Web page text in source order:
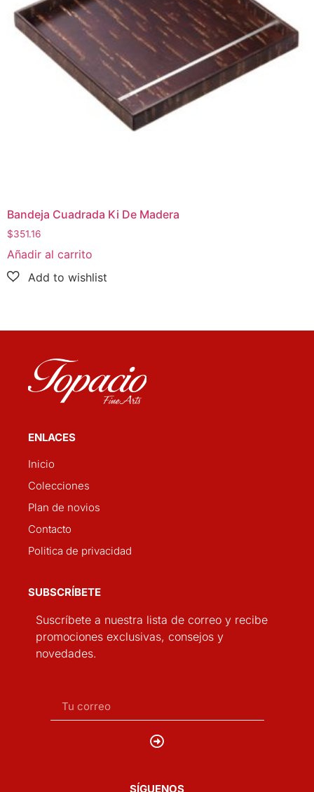
Bandeja Cuadrada Ki De Madera
$351.16
Añadir al carrito
ENLACES
Inicio
Colecciones
Plan de novios
Contacto
Politica de privacidad
SUBSCRÍBETE
Suscríbete a nuestra lista de correo y recibe
promociones exclusivas, consejos y
novedades.
SÍGUENOS